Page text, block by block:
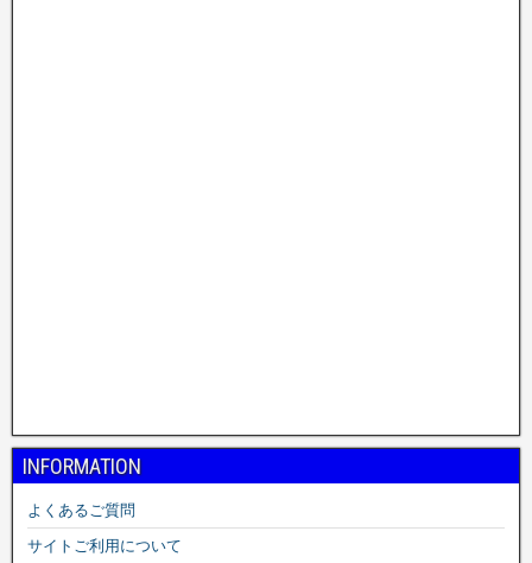
INFORMATION
よくあるご質問
サイトご利用について